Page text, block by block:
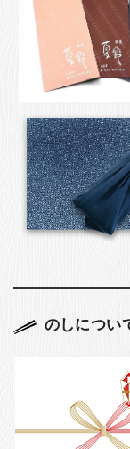
のしについ